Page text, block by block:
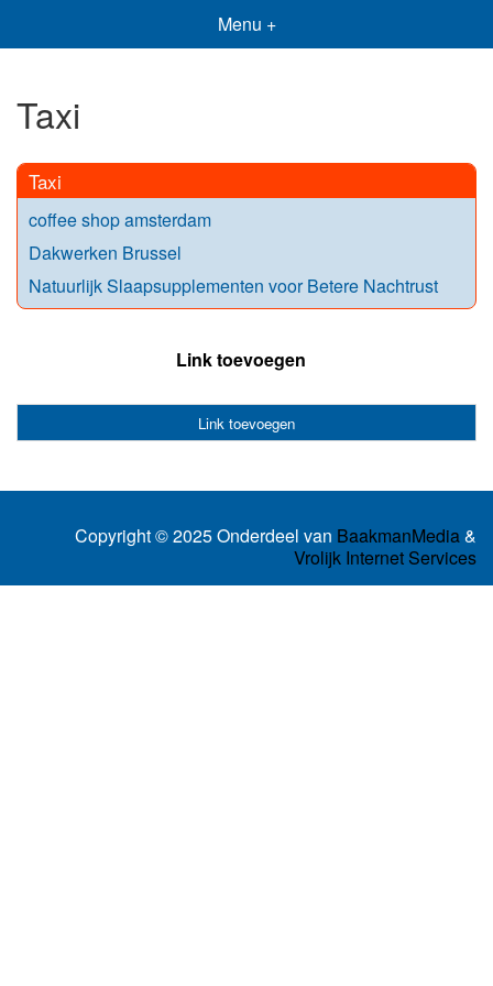
Menu +
Taxi
Taxi
coffee shop amsterdam
Dakwerken Brussel
Natuurlijk Slaapsupplementen voor Betere Nachtrust
Link toevoegen
Link toevoegen
Copyright © 2025 Onderdeel van BaakmanMedia&
Vrolijk Internet Services